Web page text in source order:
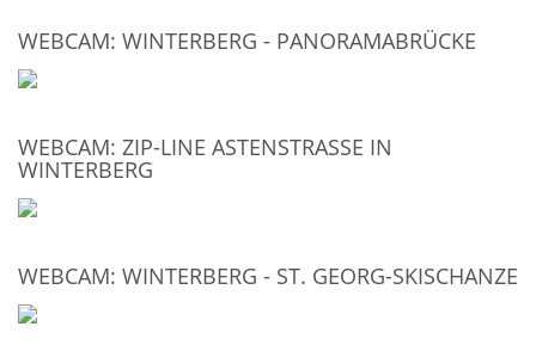
WEBCAM: WINTERBERG - PANORAMABRÜCKE
WEBCAM: ZIP-LINE ASTENSTRASSE IN W
INTERBERG
WEBCAM: WINTERBERG - ST. GEORG-SKISCHANZE